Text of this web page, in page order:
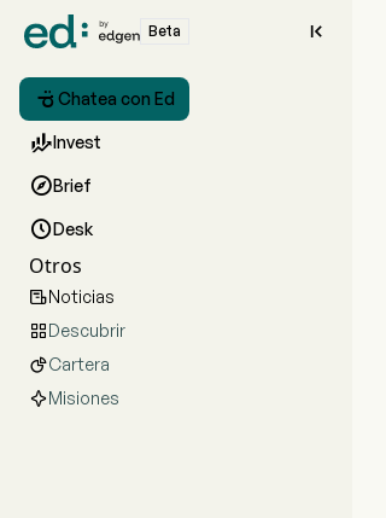
Beta 
 Chatea con Ed
Invest
Brief
Desk
Otros
Noticias
Descubrir
Cartera
Misiones